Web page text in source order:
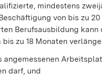
mindestens
von bis zu
Berufsausbildung
zu 18 Monaten
angemessenen
darf, und